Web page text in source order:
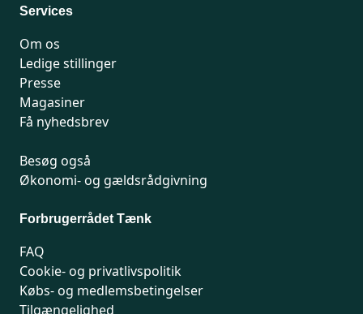
Services
Om os
Ledige stillinger
Presse
Magasiner
Få nyhedsbrev
Besøg også
Økonomi- og gældsrådgivning
Forbrugerrådet Tænk
FAQ
Cookie- og privatlivspolitik
Købs- og medlemsbetingelser
Tilgængelighed